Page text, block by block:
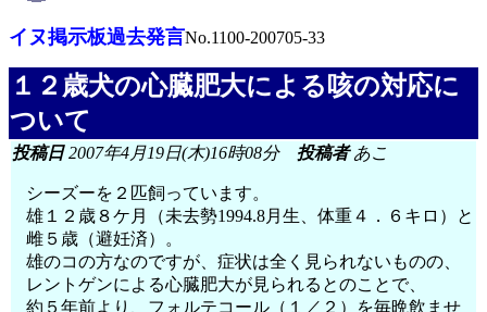
イヌ掲示板過去発言No.1100-200705-33
１２歳犬の心臓肥大による咳の対応に
ついて
投稿日2007年4月19日(木)16時08分 投稿者あこ
シーズーを２匹飼っています。
雄１２歳８ケ月（未去勢1994.8月生、体重４．６キロ）と
雌５歳（避妊済）。
雄のコの方なのですが、症状は全く見られないものの、
レントゲンによる心臓肥大が見られるとのことで、
約５年前より、フォルテコール（１／２）を毎晩飲ませ